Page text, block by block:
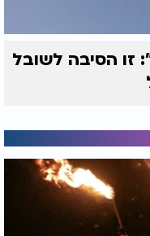
זו הסיבה לשובל